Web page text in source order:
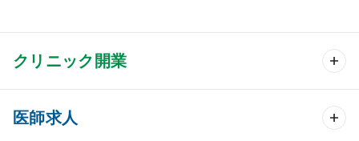
クリニック開業
クリニック開業 TOP
医師求人